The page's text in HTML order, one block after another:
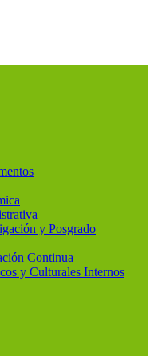
y Posgrado
Continua
y Culturales Internos